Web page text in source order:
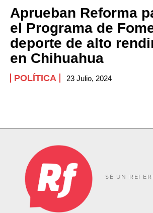
Aprueban Reforma
el Programa de
deporte de alto
en Chihuahua
POLÍTICA 23 Julio, 2024
SÉ UN